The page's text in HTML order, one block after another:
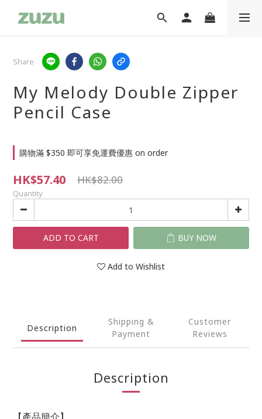
Share
My Melody Double Zipper
Pencil Case
購物滿 $350 即可享免運費優惠 on order
HK$57.40 HK$82.00
Quantity
ADD TO CART BUY NOW
Add to Wishlist
Description
Shipping &
Payment
Customer
Reviews
Description